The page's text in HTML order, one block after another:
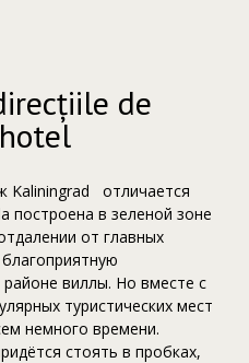
de
Kaliningrad отличается
построена в зеленой зоне
от главных
районе виллы. Но вместе с
туристических мест
немного времени.
стоять в пробках,